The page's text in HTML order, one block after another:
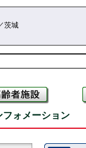
茨城
フォメーション